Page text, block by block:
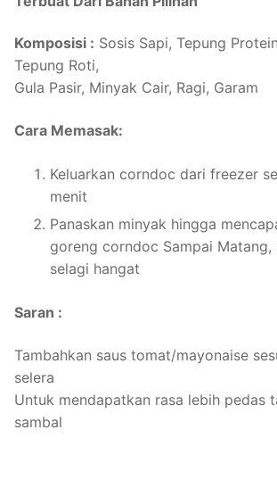
Komposisi : Sosis Sapi, Tepung
Tepung Roti,
Gula Pasir, Minyak Cair, Ragi, Garam
Cara Memasak:
Keluarkan corndoc dari freezer
menit
Panaskan minyak hingga
goreng corndoc Sampai Matang,
selagi hangat
Saran :
Tambahkan saus tomat/mayonaise
selera
Untuk mendapatkan rasa lebih pedas
sambal